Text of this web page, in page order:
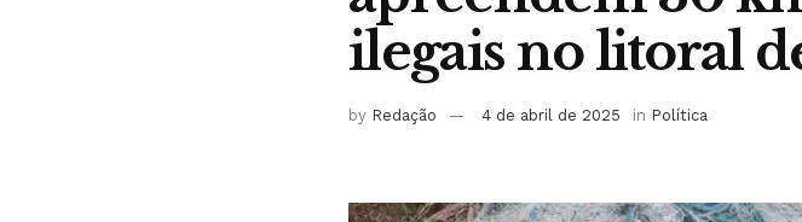
ilegais no litoral
by Redação 4 de abril de 2025 in Política